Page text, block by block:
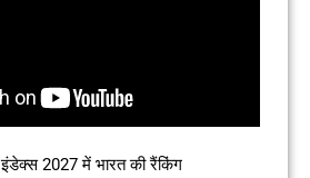
2027 में भारत की रैंकिंग